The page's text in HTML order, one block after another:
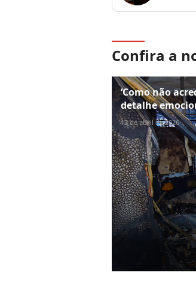
Confira a
‘Como não
detalhe
13 de abril de 2026